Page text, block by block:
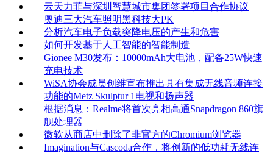
云天力菲与深圳智慧城市集团签署项目合作协议
奥迪三大汽车照明黑科技大PK
分析汽车电子负载突降电压的产生和危害
如何开发基于人工智能的智能制造
Gionee M30发布：10000mAh大电池，配备25W快速
充电技术
WiSA协会成员创维宣布推出具有集成无线音频连接
功能的Metz Skulptur 1电视和扬声器
根据消息：Realme将首次亮相高通Snapdragon 860旗
舰处理器
微软从商店中删除了非官方的Chromium浏览器
Imagination与Cascoda合作，将创新的低功耗无线连